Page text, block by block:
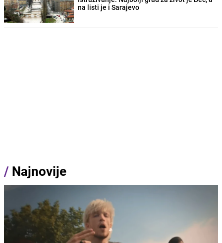
na listi je i Sarajevo
/ Najnovije